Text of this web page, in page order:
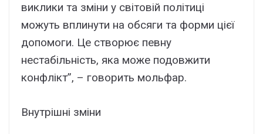
виклики та зміни у світовій політиці
можуть вплинути на обсяги та форми цієї
допомоги. Це створює певну
нестабільність, яка може подовжити
конфлікт”, – говорить мольфар.
Внутрішні зміни